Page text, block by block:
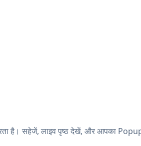
है। सहेजें, लाइव पृष्ठ देखें, और आपका